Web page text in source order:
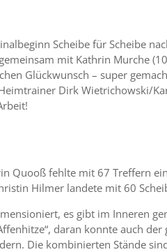
Scheibe für Scheibe
mit Kathrin Murche
Glückwunsch – super
Dirk Wietrichowski/
Quooß fehlte mit 67 Treffern
Hilmer landete mit 60
es gibt im Inneren
daran konnte auch der
Die kombinierten Stände